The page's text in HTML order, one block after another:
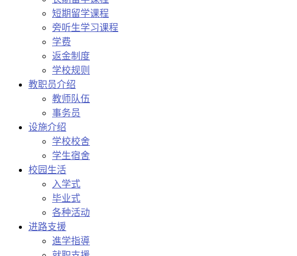
短期留学课程
旁听生学习课程
学费
返金制度
学校规则
教职员介绍
教师队伍
事务员
设施介绍
学校校舍
学生宿舍
校园生活
入学式
毕业式
各种活动
进路支援
進学指導